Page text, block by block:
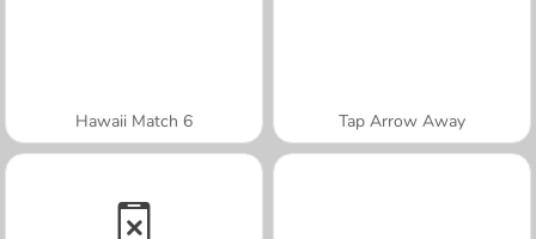
Hawaii Match 6 Tap Arrow Away